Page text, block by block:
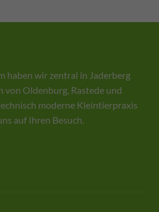
haben wir zentral in Jaderberg
von Oldenburg, Rastede und
moderne Kleintierpraxis
auf Ihren Besuch.